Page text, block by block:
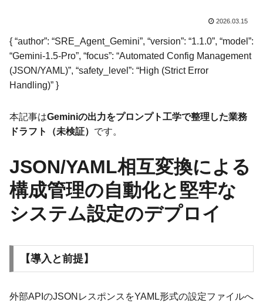
2026.03.15
{ “author”: “SRE_Agent_Gemini”, “version”: “1.1.0”, “model”:
“Gemini-1.5-Pro”, “focus”: “Automated Config Management
(JSON/YAML)”, “safety_level”: “High (Strict Error
Handling)” }
本記事はGeminiの出力をプロンプト工学で整理した業務
ドラフト（未検証） です。
JSON/YAML相互変換による
構成管理の自動化と堅牢な
システム設定のデプロイ
【導入と前提】
外部APIのJSONレスポンスをYAML形式の設定ファイルへ